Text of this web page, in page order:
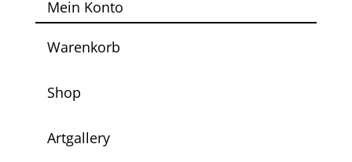
Mein Konto
Warenkorb
Shop
Artgallery